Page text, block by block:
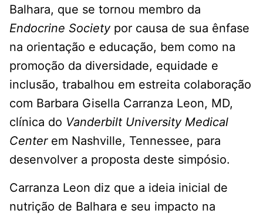
Balhara, que se tornou membro da
Endocrine Societypor causa de sua ênfase
na orientação e educação, bem como na
promoção da diversidade, equidade e
inclusão, trabalhou em estreita colaboração
com Barbara Gisella Carranza Leon, MD,
clínica do Vanderbilt University Medical
Center em Nashville, Tennessee, para
desenvolver a proposta deste simpósio.
Carranza Leon diz que a ideia inicial de
nutrição de Balhara e seu impacto na